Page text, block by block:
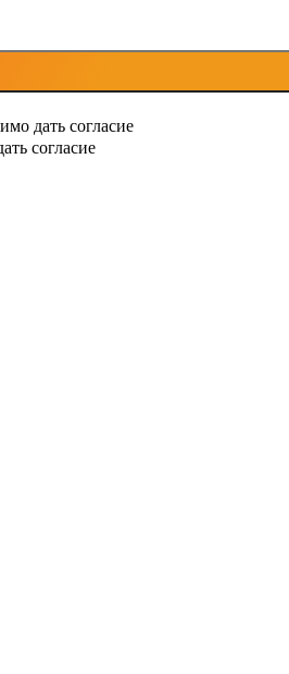
дать согласие
согласие